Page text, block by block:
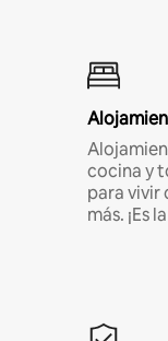
cocina y
para vivir
más. ¡Es